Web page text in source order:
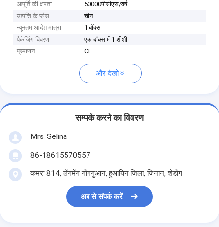
आपूर्ति की क्षमता
50000पीसीएस/वर्ष
उत्पत्ति के प्लेस
चीन
न्यूनतम आदेश मात्रा
1 बॉक्स
पैकेजिंग विवरण
एक बॉक्स में 1 शीशी
प्रमाणन
CE
और देखो
सम्पर्क करने का विवरण
Mrs. Selina
86-18615570557
कमरा 814, लेंगमेंग गोंगगुआन, हुआयिन जिला, जिनान, शेडोंग
अब से संपर्क करें